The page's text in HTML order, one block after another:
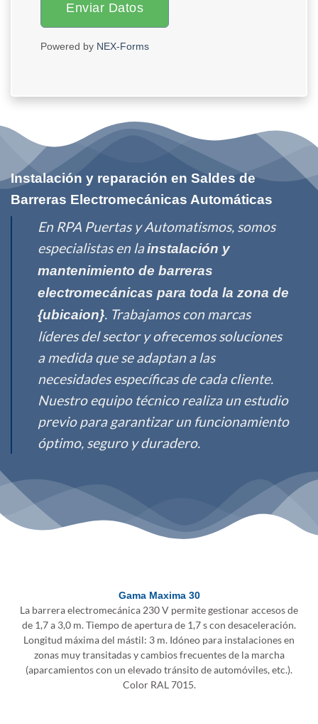
Enviar Datos
Powered by NEX-Forms
Instalación y reparación en Saldes de
Barreras Electromecánicas Automáticas
En RPA Puertas y Automatismos, somos
especialistas en lainstalación y
mantenimiento de barreras
electromecánicas para toda la zona de
{ubicaion}. Trabajamos con marcas
líderes del sector y ofrecemos soluciones
a medida que se adaptan a las
necesidades específicas de cada cliente.
Nuestro equipo técnico realiza un estudio
previo para garantizar un funcionamiento
óptimo, seguro y duradero.
Gama Maxima 30
La barrera electromecánica 230 V permite gestionar accesos de
de 1,7 a 3,0 m. Tiempo de apertura de 1,7 s con desaceleración.
Longitud máxima del mástil: 3 m. Idóneo para instalaciones en
zonas muy transitadas y cambios frecuentes de la marcha
(aparcamientos con un elevado tránsito de automóviles, etc.).
Color RAL 7015.